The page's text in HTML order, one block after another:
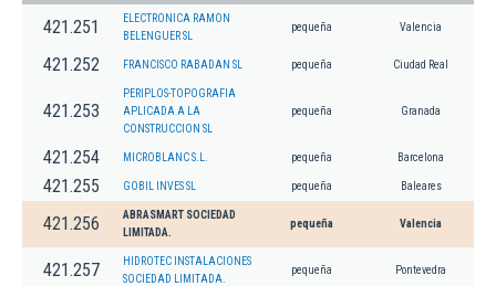
421.251
ELECTRONICA RAMON
BELENGUER SL
pequeña Valencia
421.252 FRANCISCO RABADAN SL pequeña Ciudad Real
421.253
PERIPLOS-TOPOGRAFIA
APLICADA A LA
CONSTRUCCION SL
pequeña Granada
421.254 MICROBLANC S.L. pequeña Barcelona
421.255 GOBIL INVES SL pequeña Baleares
421.256
ABRASMART SOCIEDAD
LIMITADA.
pequeña Valencia
421.257
HIDROTEC INSTALACIONES
SOCIEDAD LIMITADA.
pequeña Pontevedra